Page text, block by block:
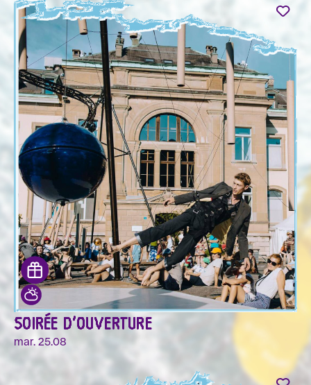
SOIRÉE D'OUVERTURE
mar. 25.08